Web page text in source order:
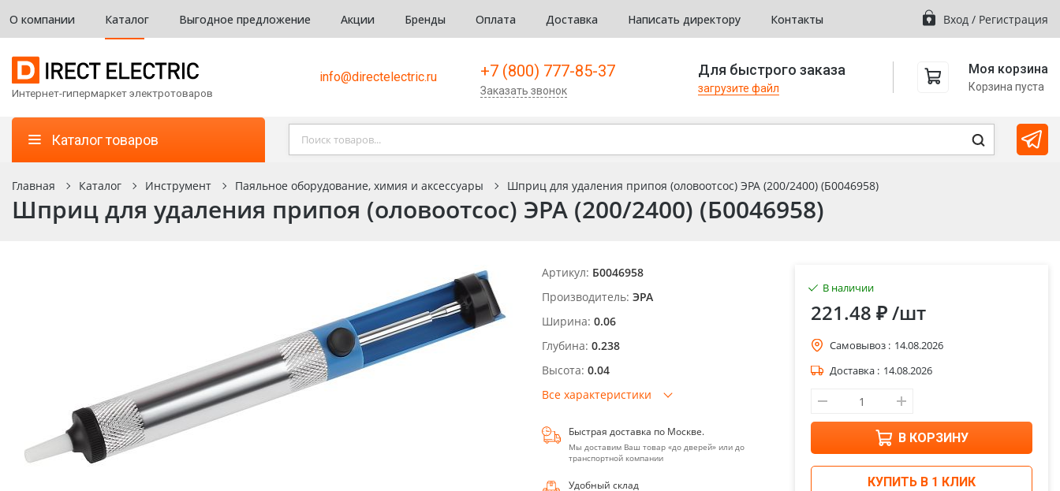
О компании Каталог Выгодное предложение Акции Бренды Оплата Доставка Написать директору Контакты Вход / Регистрация
Интернет-гипермаркет электротоваров
info@directelectric.ru +7 (800) 777-85-37
Заказать звонок
Для быстрого заказа
загрузите файл
Моя корзина
Корзина пуста
Каталог товаров
Главная Каталог Инструмент Паяльное оборудование, химия и аксессуары Шприц для удаления припоя (оловоотсос) ЭРА (200/2400) (Б0046958)
Шприц для удаления припоя (оловоотсос) ЭРА (200/2400) (Б0046958)
Артикул: Б0046958
Производитель: ЭРА
Ширина: 0.06
Глубина: 0.238
Высота: 0.04
Все характеристики
Быстрая доставка по Москве.
Мы доставим Ваш товар «до дверей» или до
транспортной компании
Удобный склад
В наличии
221.48 ₽/шт
Самовывоз : 14.08.2026
Доставка : 14.08.2026
В КОРЗИНУ
КУПИТЬ В 1 КЛИК